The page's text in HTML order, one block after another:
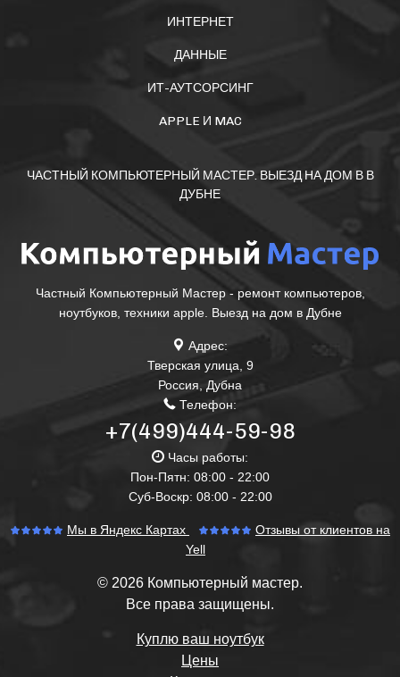
ИНТЕРНЕТ
ДАННЫЕ
ИТ-АУТСОРСИНГ
APPLE И MAC
ЧАСТНЫЙ КОМПЬЮТЕРНЫЙ МАСТЕР. ВЫЕЗД НА ДОМ В В
ДУБНЕ
Частный Компьютерный Мастер - ремонт компьютеров,
ноутбуков, техники apple. Выезд на дом в Дубне
Адрес:
Тверская улица, 9
Россия, Дубна
Телефон:
+7(499)444-59-98
Часы работы:
Пон-Пятн: 08:00 - 22:00
Суб-Воскр: 08:00 - 22:00
Мы в Яндекс Картах
Отзывы от клиентов на
Yell
© 2026 Компьютерный мастер.
Все права защищены.
Куплю ваш ноутбук
Цены